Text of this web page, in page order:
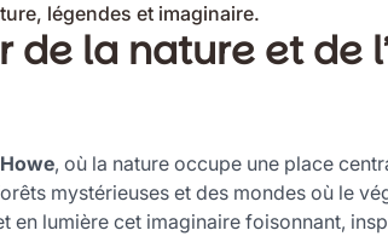
légendes et imaginaire.
la nature et de
, où la nature occupe une place
mystérieuses et des mondes où le
lumière cet imaginaire foisonnant,